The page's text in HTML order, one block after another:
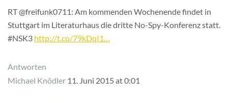
RT @freifunk0711: Am kommenden Wochenende findet in
Stuttgart im Literaturhaus die dritte No-Spy-Konferenz statt.
#NSK3 http://t.co/79kDqI1…
Antworten
Michael Knödler 11. Juni 2015 at 0:01